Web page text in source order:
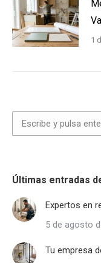
1
Buscar:
Últimas entradas
Expertos en
5 de agosto
Tu empresa